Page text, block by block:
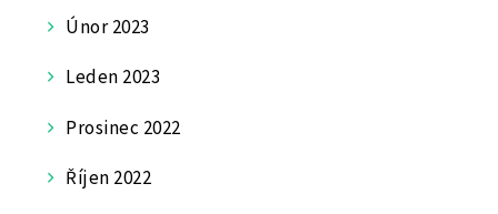
Únor 2023
Leden 2023
Prosinec 2022
Říjen 2022